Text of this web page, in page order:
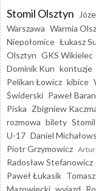
Stomil Olsztyn
Warszawa Warmia
Niepołomice Łukasz
Olsztyn GKS Wikielec
Dominik Kun kontuzje
Pelikan Łowicz kibice
Świderski Paweł
Piska Zbigniew
rozmowa bilety
U-17 Daniel
Piotr Grzymowicz Artur
Radosław Stefanowicz
Paweł Łukasik
Mazowiecki wyjazd